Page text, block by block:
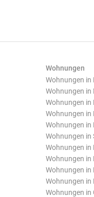
Wohnungen
Wohnungen in
Wohnungen in
Wohnungen in
Wohnungen in
Wohnungen
Wohnungen
Wohnungen in
Wohnungen in
Wohnungen in
Wohnungen in
Wohnungen in